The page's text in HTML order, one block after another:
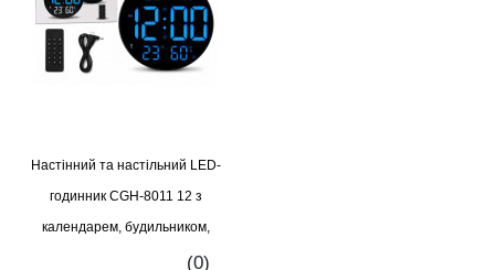
Настінний та настільний LED-
годинник CGH-8011 12 з
календарем, будильником,
(0)